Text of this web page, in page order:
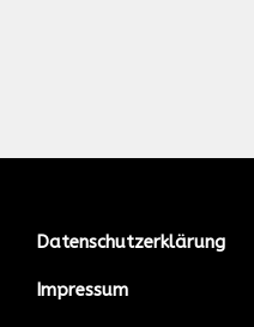
Datenschutzerklärung
Impressum